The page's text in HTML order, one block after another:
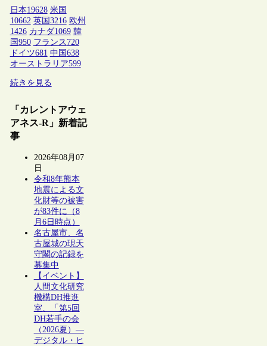
日本19628 米国
10662 英国 3216 欧州
1426 カナダ1069 韓
国 950 フランス 720
ドイツ681 中国 638
オーストラリア599
続きを見る
「カレントアウェ
アネス-R」新着記
事
2026年08月07
日
令和8年熊本
地震による文
化財等の被害
が83件に（8
月6日時点）
名古屋市、名
古屋城の現天
守閣の記録を
募集中
【イベント】
人間文化研究
機構DH推進
室、「第5回
DH若手の会
（2026夏）―
デジタル・ヒ